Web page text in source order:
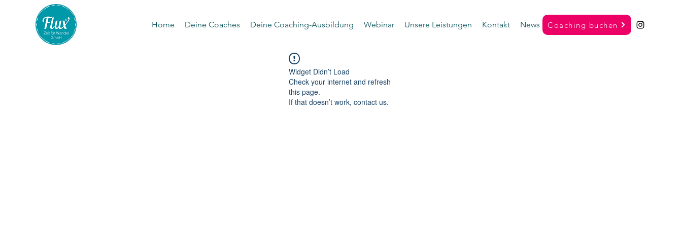
Home Deine Coaches Deine Coaching-Ausbildung Webinar Unsere Leistungen Kontakt News Coaching buchen
Widget Didn’t Load
Check your internet and refresh
this page.
If that doesn’t work, contact us.